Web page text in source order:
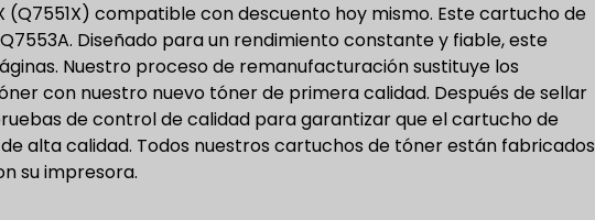
compatible con descuento hoy mismo. Este cartucho de
Diseñado para un rendimiento constante y fiable, este
Nuestro proceso de remanufacturación sustituye los
con nuestro nuevo tóner de primera calidad. Después de sellar
de control de calidad para garantizar que el cartucho de
alta calidad. Todos nuestros cartuchos de tóner están fabricados
su impresora.